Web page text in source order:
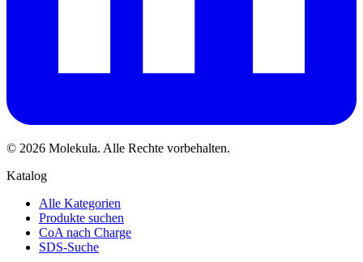
© 2026 Molekula. Alle Rechte vorbehalten.
Katalog
Alle Kategorien
Produkte suchen
CoA nach Charge
SDS-Suche